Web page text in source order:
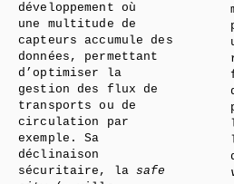
développement où
une multitude de
capteurs accumule des
données, permettant
d’optimiser la
gestion des flux de
transports ou de
circulation par
exemple. Sa
déclinaison
sécuritaire, lasafe